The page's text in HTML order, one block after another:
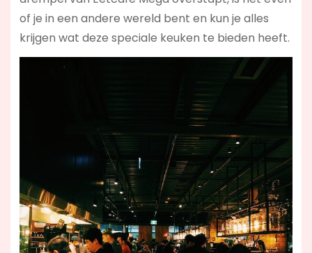
of je in een andere wereld bent en kun je alles
krijgen wat deze speciale keuken te bieden heeft.